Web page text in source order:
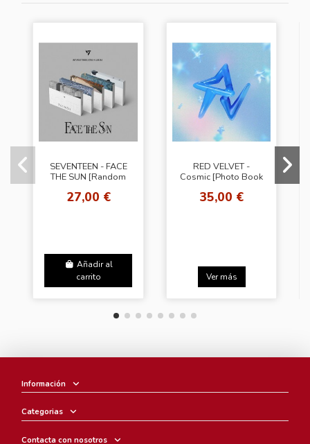
SEVENTEEN - FACE
THE SUN [Random
27,00 €
Añadir al
carrito
RED VELVET -
Cosmic [Photo Book
Cover] + Random
35,00 €
Ver más
Información
Categorias
Contacta con nosotros